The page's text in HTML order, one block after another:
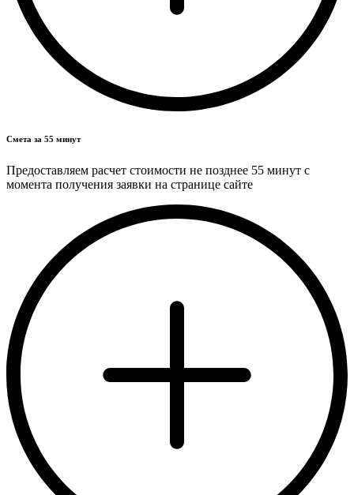
Смета за 55 минут
Предоставляем расчет стоимости не позднее 55 минут с
момента получения заявки на странице сайте